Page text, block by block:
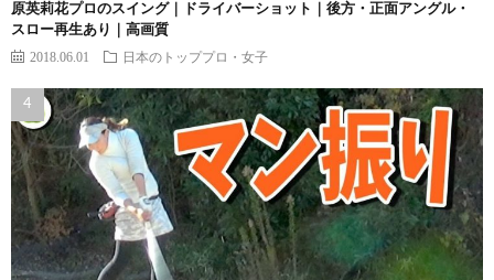
原英莉花プロのスイング｜ドライバーショット｜後方・正面アングル・
スロー再生あり｜高画質
2018.06.01 日本のトッププロ・女子